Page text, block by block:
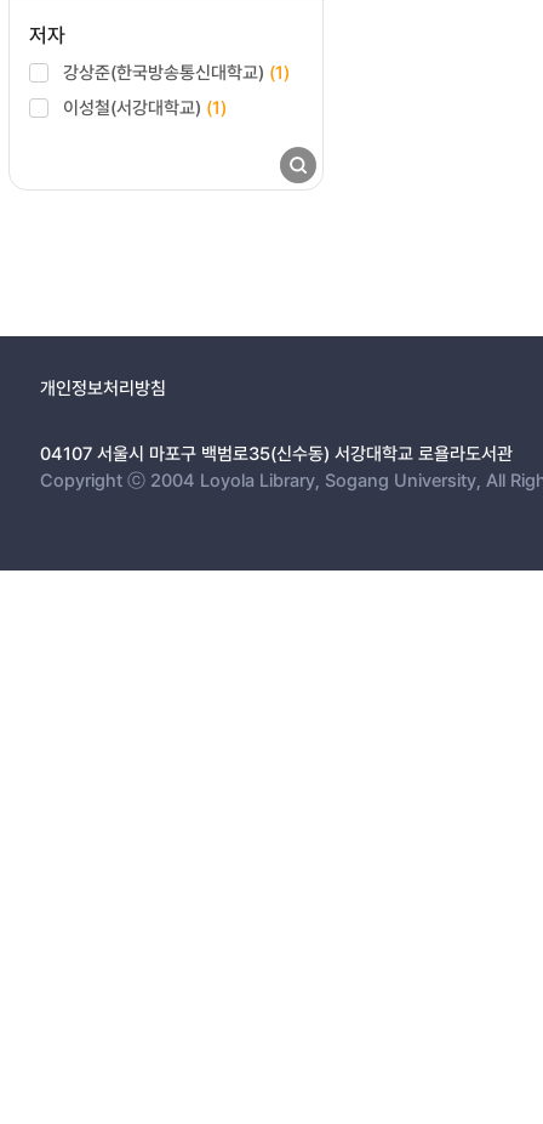
저자
강상준(한국방송통신대학교) (1)
이성철(서강대학교) (1)
개인정보처리방침
04107 서울시 마포구 백범로35(신수동) 서강대학교 로욜라도서관
Copyright ⓒ 2004 Loyola Library, Sogang University, All